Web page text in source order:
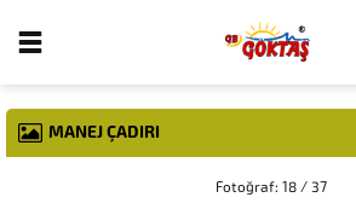
MANEJ ÇADIRI
Fotoğraf: 18 / 37